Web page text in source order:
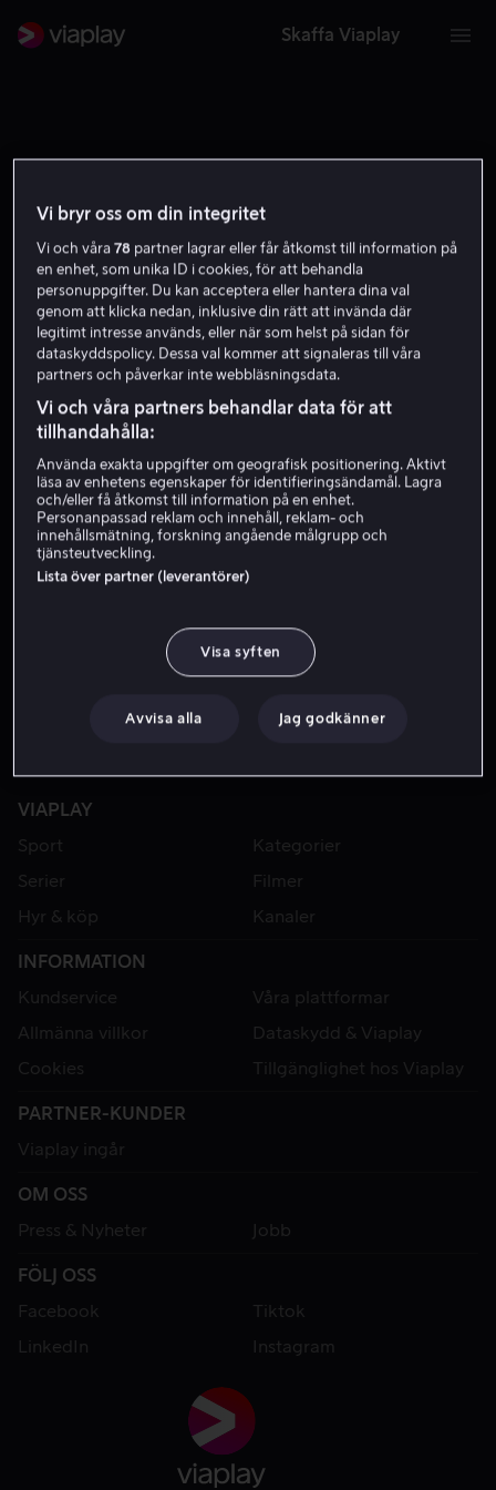
Skaffa Viaplay
10
12:00
12.50- 15.30
15:00
I dag
Handboll
Handboll: U18-VM (d)
15.20
- 17.30
VIAPLAY
Sport
Kategorier
Serier
Filmer
Hyr & köp
Kanaler
INFORMATION
Kundservice
Våra plattformar
Allmänna villkor
Dataskydd & Viaplay
Cookies
Tillgänglighet hos Viaplay
PARTNER-KUNDER
Viaplay ingår
OM OSS
Press & Nyheter
Jobb
FÖLJ OSS
Facebook
Tiktok
LinkedIn
Instagram
Vi bryr oss om din integritet
Vi och våra78 partner lagrar eller får åtkomst till information på
en enhet, som unika ID i cookies, för att behandla
personuppgifter. Du kan acceptera eller hantera dina val
genom att klicka nedan, inklusive din rätt att invända där
legitimt intresse används, eller när som helst på sidan för
dataskyddspolicy. Dessa val kommer att signaleras till våra
partners och påverkar inte webbläsningsdata.
Vi och våra partners behandlar data för att
tillhandahålla:
Använda exakta uppgifter om geografisk positionering. Aktivt
läsa av enhetens egenskaper för identifieringsändamål. Lagra
och/eller få åtkomst till information på en enhet.
Personanpassad reklam och innehåll, reklam- och
innehållsmätning, forskning angående målgrupp och
tjänsteutveckling.
Lista över partner (leverantörer)
Visa syften
Avvisa alla Jag godkänner